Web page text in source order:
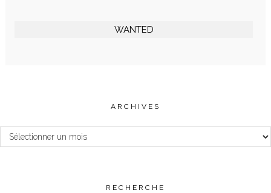
WANTED
ARCHIVES
Archives
RECHERCHE